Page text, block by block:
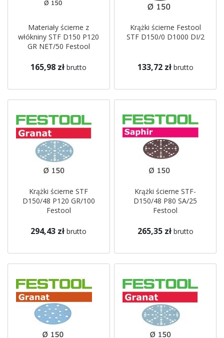
Materiały ścierne z
włókniny STF D150 P120
GR NET/50 Festool
165,98 zł brutto
Krążki ścierne Festool
STF D150/0 D1000 DI/2
133,72 zł brutto
Krążki ścierne STF
D150/48 P120 GR/100
Festool
294,43 zł brutto
Krążki ścierne STF-
D150/48 P80 SA/25
Festool
265,35 zł brutto